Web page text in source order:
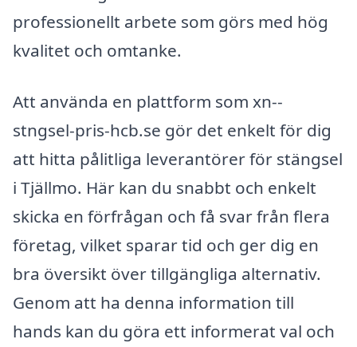
professionellt arbete som görs med hög
kvalitet och omtanke.
Att använda en plattform som xn--
stngsel-pris-hcb.se gör det enkelt för dig
att hitta pålitliga leverantörer för stängsel
i Tjällmo. Här kan du snabbt och enkelt
skicka en förfrågan och få svar från flera
företag, vilket sparar tid och ger dig en
bra översikt över tillgängliga alternativ.
Genom att ha denna information till
hands kan du göra ett informerat val och